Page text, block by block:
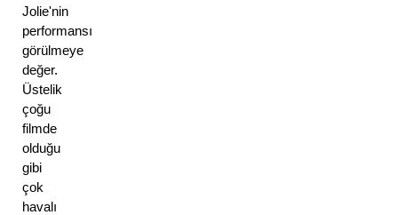
Jolie'nin
performansı
görülmeye
değer.
Üstelik
çoğu
filmde
olduğu
gibi
çok
havalı